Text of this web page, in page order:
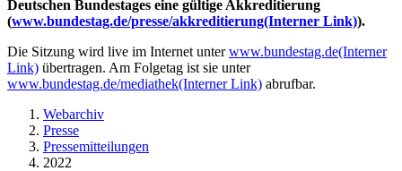
Deutschen Bundestages eine gültige Akkreditierung
(www.bundestag.de/presse/akkreditierung(Interner Link)).
Die Sitzung wird live im Internet unterwww.bundestag.de(Interner
Link) übertragen. Am Folgetag ist sie unter
www.bundestag.de/mediathek(Interner Link) abrufbar.
Webarchiv
Presse
Pressemitteilungen
2022